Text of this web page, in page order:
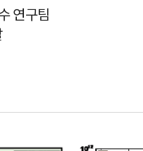
연구팀